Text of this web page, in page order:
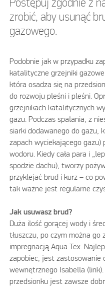
Postępuj zgodnie z
zrobić, aby usunąć
gazowego.
Podobnie jak w przypadku
katalityczne grzejniki
która osadza się na
do rozwoju pleśni i pleśni.
grzejnikach katalitycznych
gazu. Podczas spalania, z
siarki dodawanego do gazu,
zapach wyciekającego
wodoru. Kiedy cała para i
spodzie dachu), tworzy
przyklejać brud i kurz – co
tak ważne jest regularne
Jak usuwasz brud?
Duża ilość gorącej wody i
tłuszczu, po czym można go
impregnacją Aqua Tex.
zapobiec, jest zastosowanie
wewnętrznego Isabella
przedsionku jest zawsze